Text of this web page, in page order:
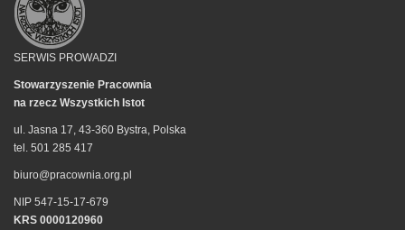
SERWIS PROWADZI
Stowarzyszenie Pracownia
na rzecz Wszystkich Istot
ul. Jasna 17, 43-360 Bystra, Polska
tel. 501 285 417
biuro@pracownia.org.pl
NIP 547-15-17-679
KRS 0000120960